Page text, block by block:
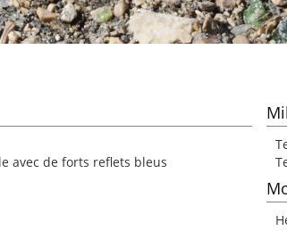
avec de forts reflets bleus